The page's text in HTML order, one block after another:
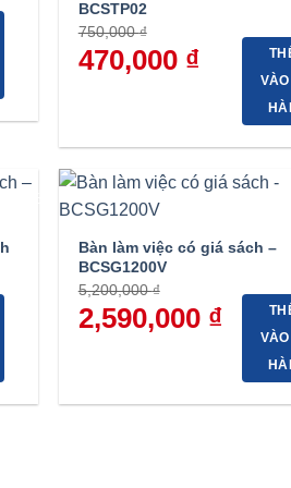
BCSTP02
750,000₫
Giá
gốc
470,000 ₫Giá
hiện
470,000 ₫.
Bàn làm việc có giá sách –
BCSG1200V
5,200,000₫
Giá
gốc
2,590,000 ₫Giá
hiện